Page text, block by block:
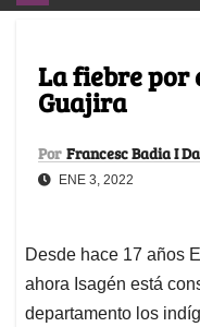
La fiebre por
Guajira
Por Francesc Badia I
ENE 3, 2022
Desde hace 17 años
ahora Isagén está
departamento los